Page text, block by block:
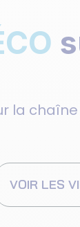
la chaîne
VOIR LES